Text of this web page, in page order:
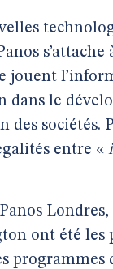
jouent
dans le
des sociétés.
entre «
ont été les
programmes